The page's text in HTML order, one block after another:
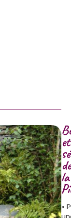
et
de
la
«